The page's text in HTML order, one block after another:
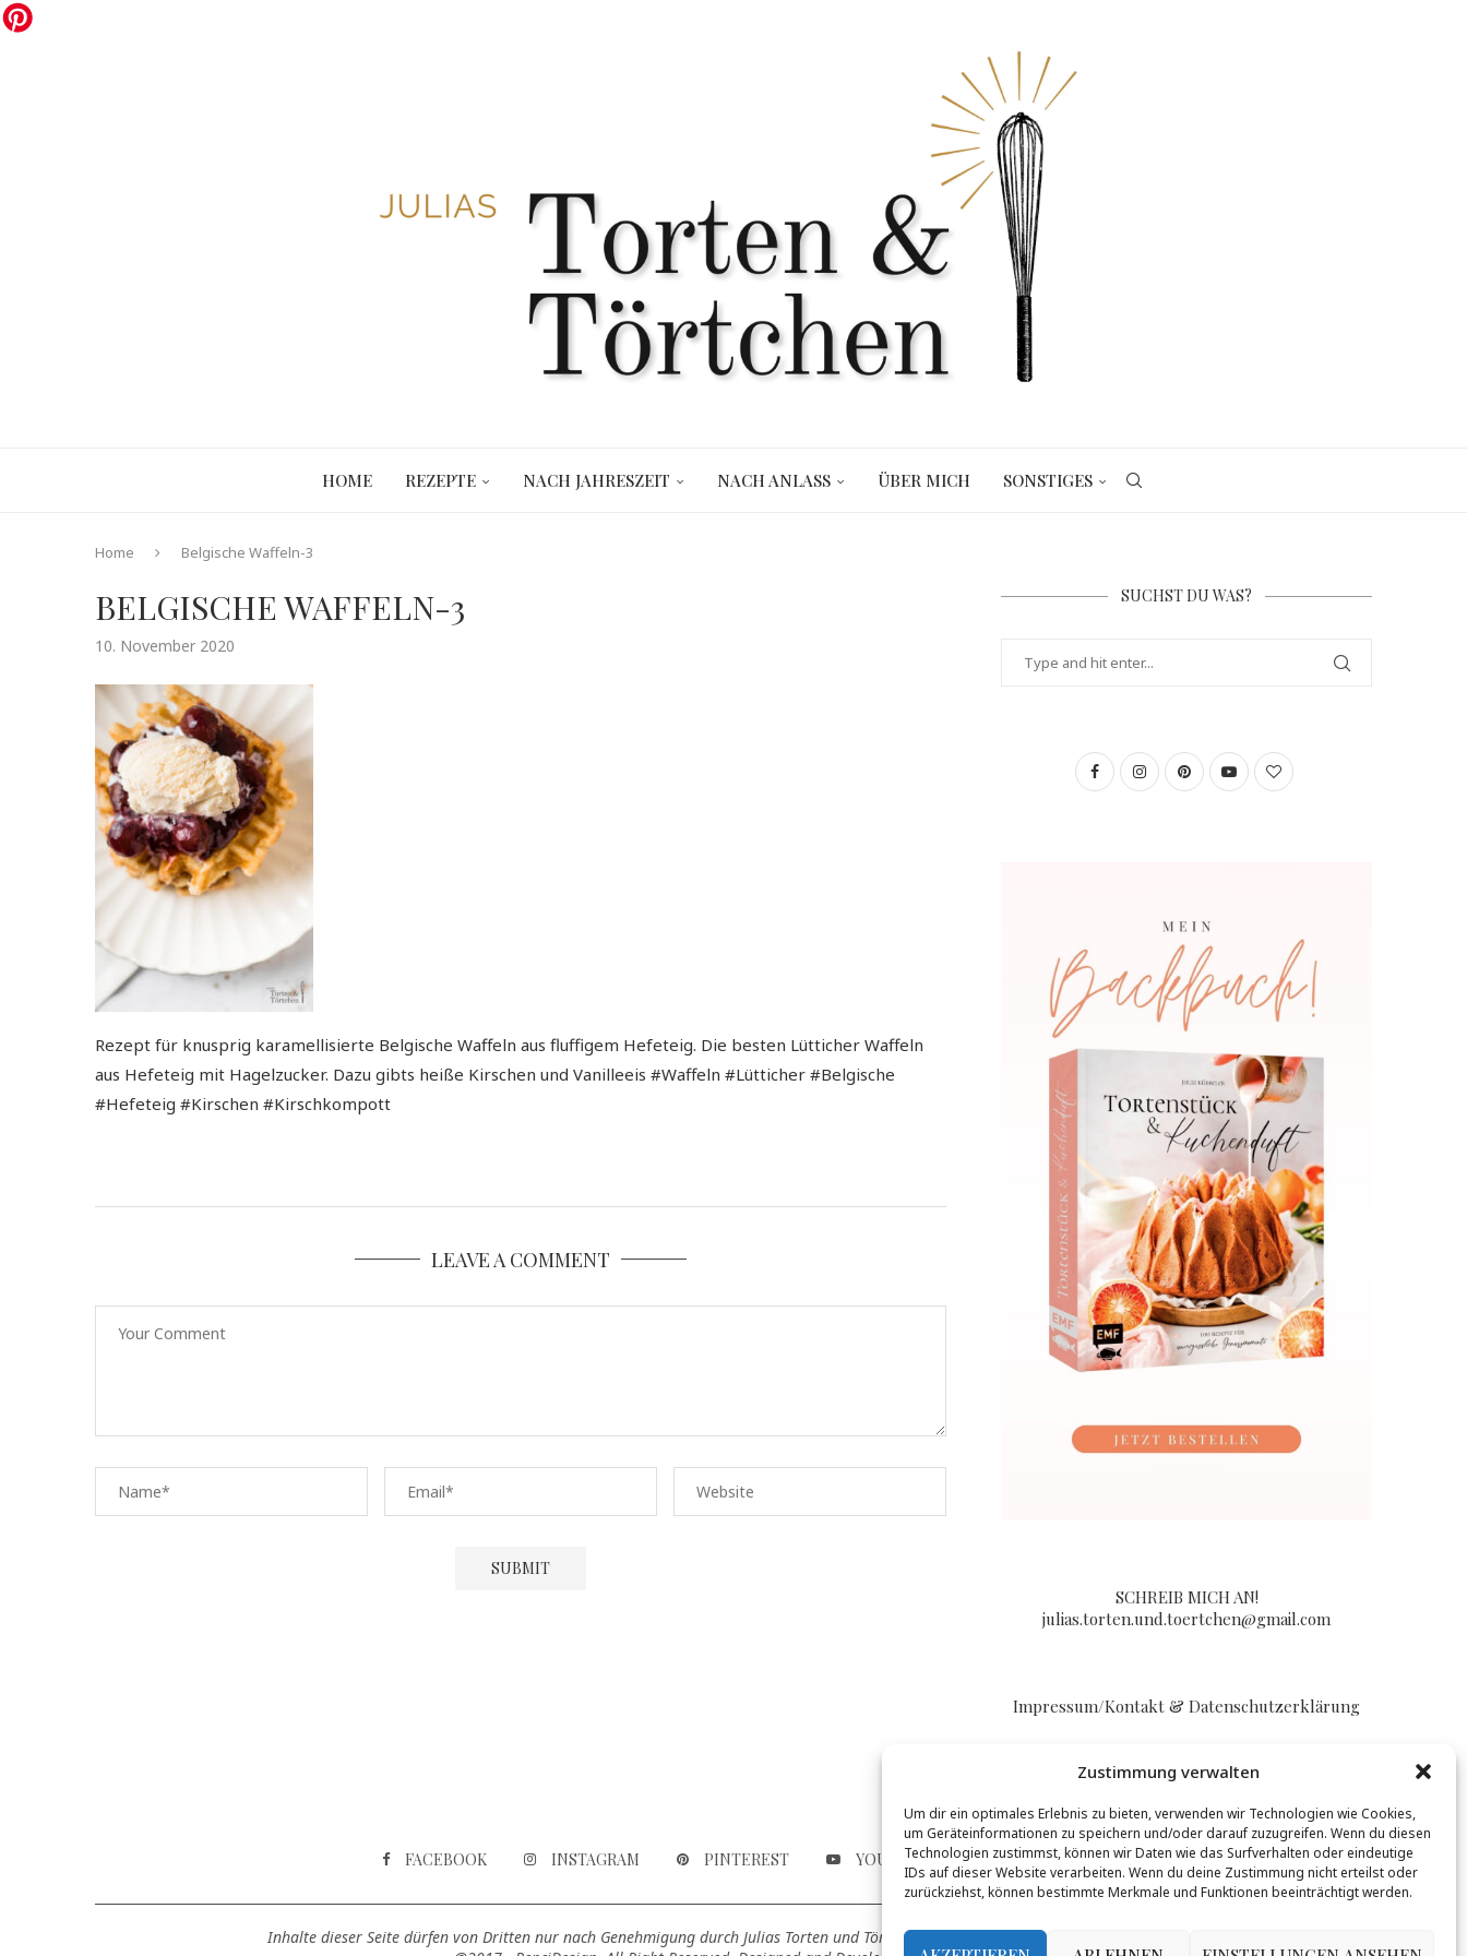
Zustimmung verwalten
Um dir ein optimales Erlebnis zu bieten, verwenden wir Technologien wie Cookies,
um Geräteinformationen zu speichern und/oder darauf zuzugreifen. Wenn du diesen
Technologien zustimmst, können wir Daten wie das Surfverhalten oder eindeutige
IDs auf dieser Website verarbeiten. Wenn du deine Zustimmung nicht erteilst oder
zurückziehst, können bestimmte Merkmale und Funktionen beeinträchtigt werden.
HOME REZEPTE NACH JAHRESZEIT NACH ANLASS ÜBER MICH SONSTIGES
Home Belgische Waffeln-3
BELGISCHE WAFFELN-3
10. November 2020
Rezept für knusprig karamellisierte Belgische Waffeln aus fluffigem Hefeteig. Die besten Lütticher Waffeln
aus Hefeteig mit Hagelzucker. Dazu gibts heiße Kirschen und Vanilleeis #Waffeln #Lütticher #Belgische
#Hefeteig #Kirschen #Kirschkompott
LEAVE A COMMENT
SUCHST DU WAS?
SCHREIB MICH AN!
julias.torten.und.toertchen@gmail.com
Impressum/Kontakt & Datenschutzerklärung
FACEBOOK INSTAGRAM PINTEREST YOUTUBE BLOGLOVIN
Inhalte dieser Seite dürfen von Dritten nur nach Genehmigung durch Julias Torten und Törtchen genutzt werden, mehr Infos gibt es